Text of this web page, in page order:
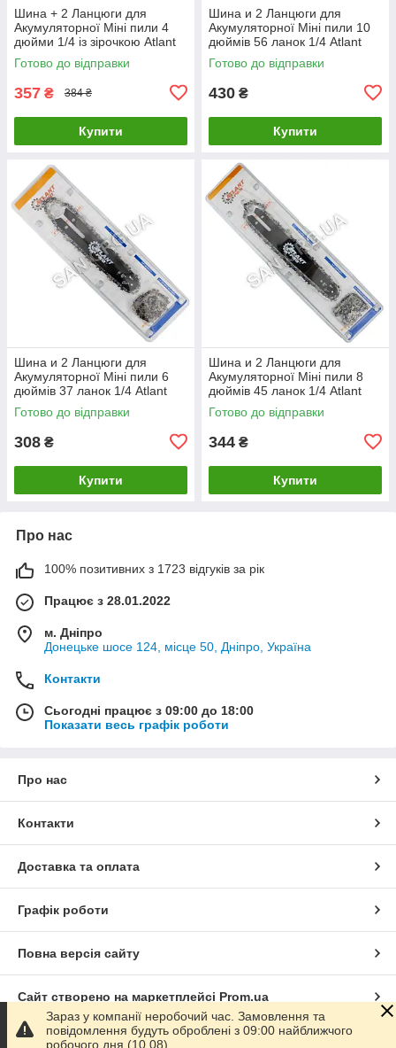
Шина + 2 Ланцюги для
Акумуляторної Міні пили 4
дюйми 1/4 із зірочкою Atlant
Готово до відправки
357 ₴ 384 ₴
Купити
Шина и 2 Ланцюги для
Акумуляторної Міні пили 10
дюймів 56 ланок 1/4 Atlant
Готово до відправки
430 ₴
Купити
Шина и 2 Ланцюги для
Акумуляторної Міні пили 6
дюймів 37 ланок 1/4 Atlant
Готово до відправки
308 ₴
Купити
Шина и 2 Ланцюги для
Акумуляторної Міні пили 8
дюймів 45 ланок 1/4 Atlant
Готово до відправки
344 ₴
Купити
Про нас
100% позитивних з 1723 відгуків за рік
Працює з 28.01.2022
м. Дніпро
Донецьке шосе 124, місце 50, Дніпро, Україна
Контакти
Сьогодні працює з 09:00 до 18:00
Показати весь графік роботи
Про нас
Контакти
Доставка та оплата
Графік роботи
Повна версія сайту
Сайт створено на маркетплейсі Prom.ua
Політика конфіденційності
Зараз у компанії неробочий час. Замовлення та
повідомлення будуть оброблені з 09:00 найближчого
робочого дня (10.08).